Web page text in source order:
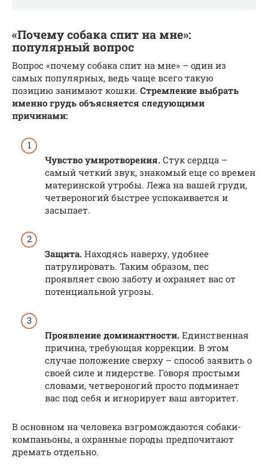
«Почему собака спит на мне»:
популярный вопрос
Вопрос «почему собака спит на мне» – один из
самых популярных, ведь чаще всего такую
позицию занимают кошки. Стремление выбрать
именно грудь объясняется следующими
причинами:
Чувство умиротворения. Стук сердца –
самый четкий звук, знакомый еще со времен
материнской утробы. Лежа на вашей груди,
четвероногий быстрее успокаивается и
засыпает.
Защита. Находясь наверху, удобнее
патрулировать. Таким образом, пес
проявляет свою заботу и охраняет вас от
потенциальной угрозы.
Проявление доминантности. Единственная
причина, требующая коррекции. В этом
случае положение сверху – способ заявить о
своей силе и лидерстве. Говоря простыми
словами, четвероногий просто подминает
вас под себя и игнорирует ваш авторитет.
В основном на человека взгромождаются собаки-
компаньоны, а охранные породы предпочитают
дремать отдельно.